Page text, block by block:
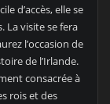
d’accès, elle se
La visite se fera
l’occasion de
de l’Irlande.
consacrée à
rois et des